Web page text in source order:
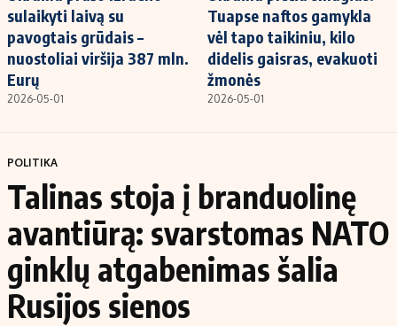
sulaikyti laivą su
pavogtais grūdais –
nuostoliai viršija 387 mln.
Eurų
2026-05-01
Tuapse naftos gamykla
vėl tapo taikiniu, kilo
didelis gaisras, evakuoti
žmonės
2026-05-01
POLITIKA
Talinas stoja į branduolinę
avantiūrą: svarstomas NATO
ginklų atgabenimas šalia
Rusijos sienos